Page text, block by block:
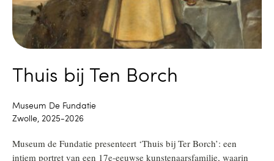
Thuis bij Ten Borch
Museum De Fundatie
Zwolle, 2025-2026
Museum de Fundatie presenteert ‘Thuis bij Ter Borch’: een
intiem portret van een 17e-eeuwse kunstenaarsfamilie, waarin